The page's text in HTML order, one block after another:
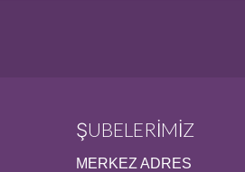
ŞUBELERİMİZ
MERKEZ ADRES